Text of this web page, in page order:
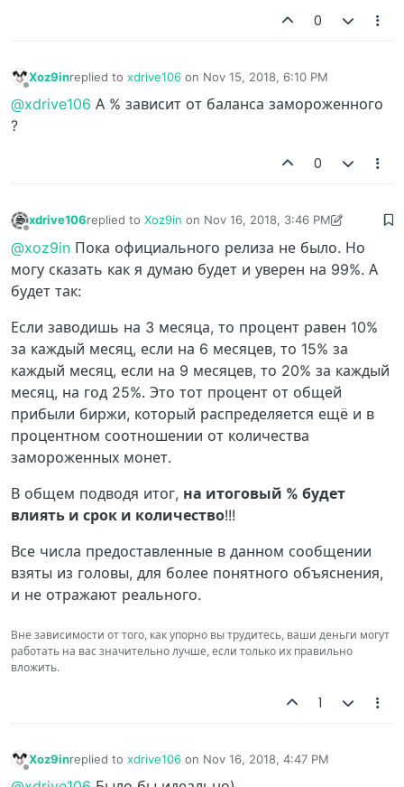
0
Xoz9inreplied to xdrive106 on Nov 15, 2018, 6:10 PM
last edited by
@xdrive106 А % зависит от баланса замороженного
?
0
xdrive106replied to Xoz9in on Nov 16, 2018, 3:46 PM
last edited by xdrive106Nov 16, 2018, 3:48 PM
@xoz9in Пока официального релиза не было. Но
могу сказать как я думаю будет и уверен на 99%. А
будет так:
Если заводишь на 3 месяца, то процент равен 10%
за каждый месяц, если на 6 месяцев, то 15% за
каждый месяц, если на 9 месяцев, то 20% за каждый
месяц, на год 25%. Это тот процент от общей
прибыли биржи, который распределяется ещё и в
процентном соотношении от количества
замороженных монет.
В общем подводя итог, на итоговый % будет
влиять и срок и количество!!!
Все числа предоставленные в данном сообщении
взяты из головы, для более понятного объяснения,
и не отражают реального.
Вне зависимости от того, как упорно вы трудитесь, ваши деньги могут
работать на вас значительно лучше, если только их правильно
вложить.
1
Xoz9inreplied to xdrive106 on Nov 16, 2018, 4:47 PM
last edited by